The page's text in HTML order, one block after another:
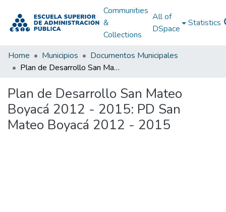
Communities
&
Collections
All of
DSpace
Statistics
Home Municipios
Documentos Municipales
Plan de Desarrollo San Mateo Boyacá 2012 - 2015: PD San Mateo Boyacá 2012 - 2015
Plan de Desarrollo San Mateo
Boyacá 2012 - 2015: PD San
Mateo Boyacá 2012 - 2015